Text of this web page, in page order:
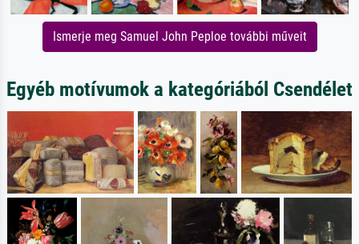
Ismerje meg Samuel John Peploe további műveit
Egyéb motívumok a kategóriából Csendélet